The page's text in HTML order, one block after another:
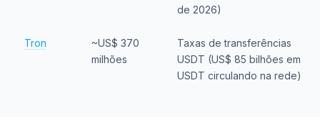
de 2026)
Tron
~US$ 370
milhões
Taxas de transferências
USDT (US$ 85 bilhões em
USDT circulando na rede)